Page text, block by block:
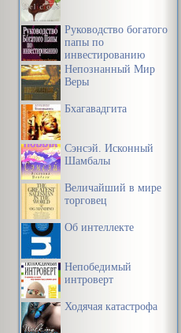
Руководство богатого
папы по
инвестированию
Непознанный Мир
Веры
Бхагавадгита
Сэнсэй. Исконный
Шамбалы
Величайший в мире
торговец
Об интеллекте
Непобедимый
интроверт
Ходячая катастрофа